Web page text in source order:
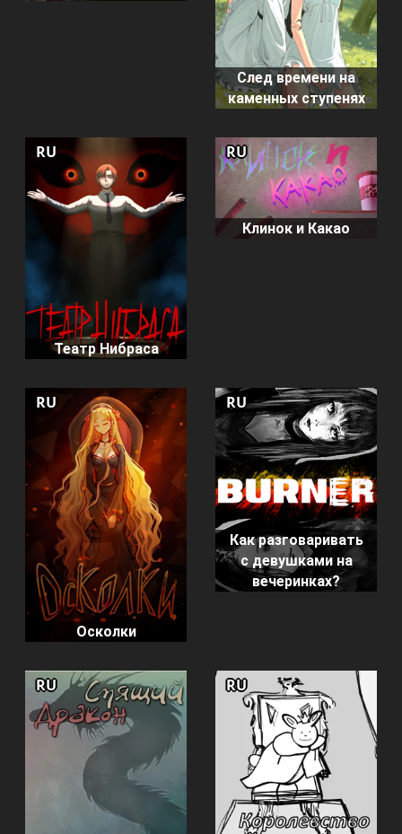
След времени на
каменных ступенях
Театр Нибраса
RU
Клинок и Какао
RU
Осколки
RU
Как разговаривать
с девушками на
вечеринках?
RU
RU RU